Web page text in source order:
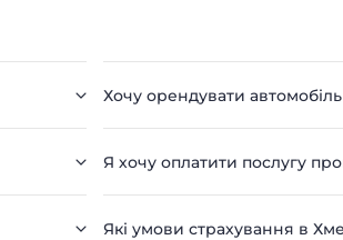
Хочу орендувати
Я хочу оплатити послугу
Які умови страхування в